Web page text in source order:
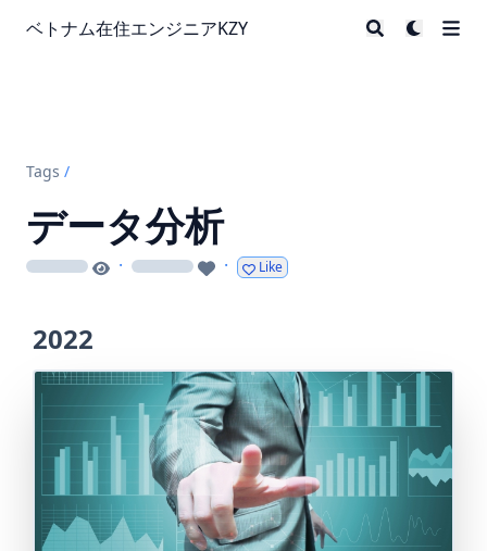
ベトナム在住エンジニアKZY
Tags /
データ分析
loading · loading · Like
2022